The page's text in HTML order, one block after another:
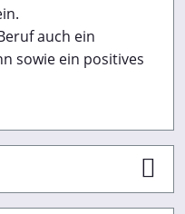
auch ein
sowie ein positives